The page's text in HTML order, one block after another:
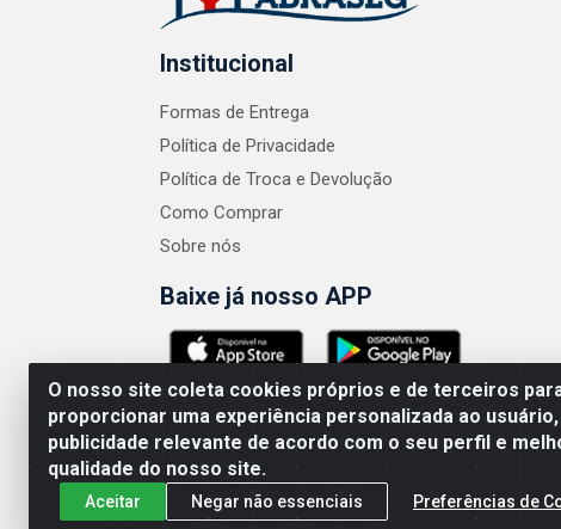
O nosso site coleta cookies próprios e de terceiros
proporcionar uma experiência personalizada ao
publicidade relevante de acordo com o seu perfil e
qualidade do nosso site.
Aceitar Negar não essenciais Preferências de
Institucional
Formas de Entrega
Política de Privacidade
Política de Troca e Devolução
Como Comprar
Sobre nós
Baixe já nosso APP
ABRASEG COMÉRCIO ATACADISTA